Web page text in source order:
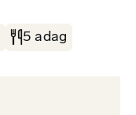
5 adag